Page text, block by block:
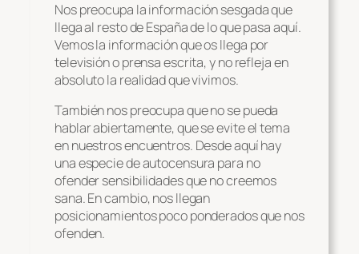
Nos preocupa la información sesgada que
llega al resto de España de lo que pasa aquí.
Vemos la información que os llega por
televisión o prensa escrita, y no refleja en
absoluto la realidad que vivimos.
También nos preocupa que no se pueda
hablar abiertamente, que se evite el tema
en nuestros encuentros. Desde aquí hay
una especie de autocensura para no
ofender sensibilidades que no creemos
sana. En cambio, nos llegan
posicionamientos poco ponderados que nos
ofenden.